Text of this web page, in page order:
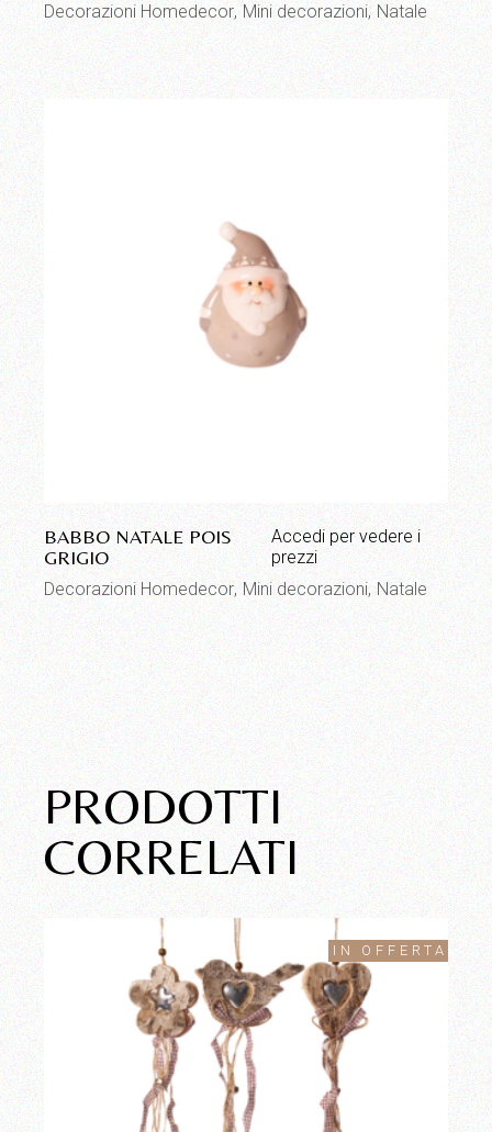
Decorazioni Homedecor Mini decorazioni Natale
BABBO NATALE POIS
GRIGIO
Accedi per vedere i
prezzi
Decorazioni Homedecor Mini decorazioni Natale
PRODOTTI
CORRELATI
IN OFFERTA